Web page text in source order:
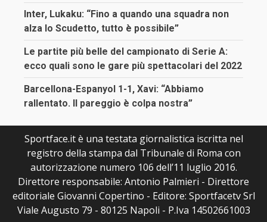
Inter, Lukaku: “Fino a quando una squadra non
alza lo Scudetto, tutto è possibile”
Le partite più belle del campionato di Serie A:
ecco quali sono le gare più spettacolari del 2022
Barcellona-Espanyol 1-1, Xavi: “Abbiamo
rallentato. Il pareggio è colpa nostra”
Sportface.it è una testata giornalistica iscritta nel
registro della stampa dal Tribunale di Roma con
autorizzazione numero 106 dell’11 luglio 2016.
Direttore responsabile: Antonio Palmieri - Direttore
editoriale Giovanni Copertino - Editore: Sportfacetv Srl
Viale Augusto 79 - 80125 Napoli - P.Iva 14502661003